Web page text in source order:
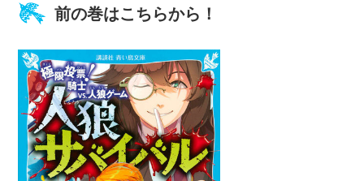
前の巻はこちらから！